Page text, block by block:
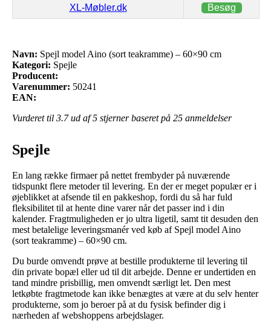
XL-Møbler.dk Besøg
Navn: Spejl model Aino (sort teakramme) – 60×90 cm
Kategori: Spejle
Producent:
Varenummer: 50241
EAN:
Vurderet til 3.7ud af 5 stjerner baseret på 25 anmeldelser
Spejle
En lang række firmaer på nettet frembyder på nuværende
tidspunkt flere metoder til levering. En der er meget populær er i
øjeblikket at afsende til en pakkeshop, fordi du så har fuld
fleksibilitet til at hente dine varer når det passer ind i din
kalender. Fragtmuligheden er jo ultra ligetil, samt tit desuden den
mest betalelige leveringsmanér ved køb af Spejl model Aino
(sort teakramme) – 60×90 cm.
Du burde omvendt prøve at bestille produkterne til levering til
din private bopæl eller ud til dit arbejde. Denne er undertiden en
tand mindre prisbillig, men omvendt særligt let. Den mest
letkøbte fragtmetode kan ikke benægtes at være at du selv henter
produkterne, som jo beroer på at du fysisk befinder dig i
nærheden af webshoppens arbejdslager.